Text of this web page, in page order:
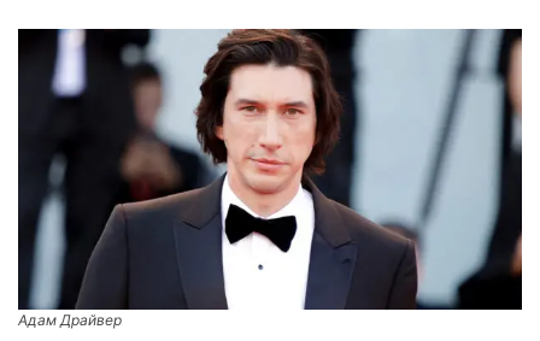
Адам Драйвер